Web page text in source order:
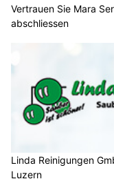
Vertrauen Sie Mara
abschliessen
Linda Reinigungen
Luzern